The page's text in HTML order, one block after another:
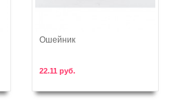
Ошейник
22.11 руб.